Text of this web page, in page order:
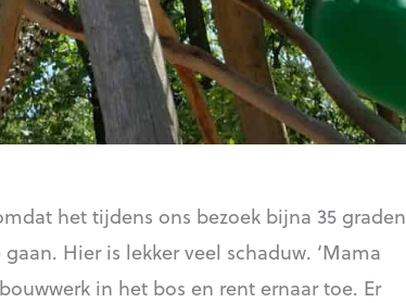
het tijdens ons bezoek bijna 35 graden
Hier is lekker veel schaduw. ‘Mama
in het bos en rent ernaar toe. Er